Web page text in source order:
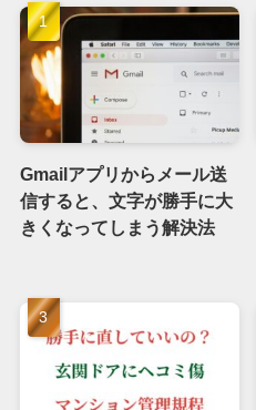
Gmailアプリからメール送
信すると、文字が勝手に大
きくなってしまう解決法